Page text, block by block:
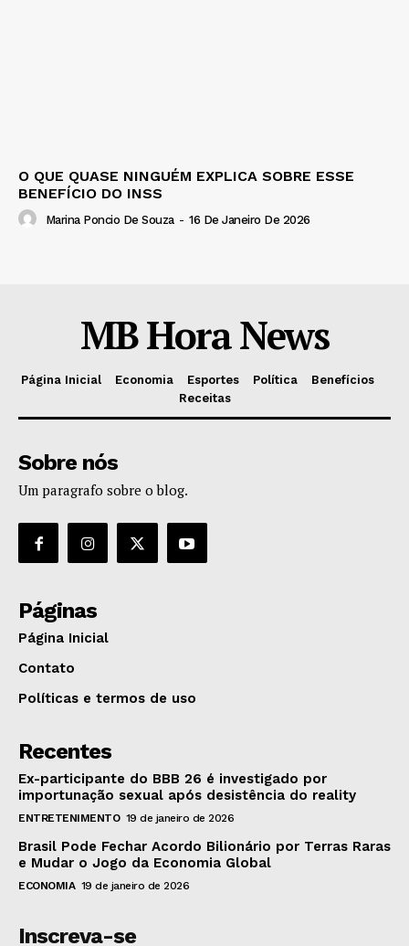
O QUE QUASE NINGUÉM EXPLICA SOBRE ESSE
BENEFÍCIO DO INSS
Marina Poncio De Souza - 16 De Janeiro De 2026
MB Hora News
Página Inicial Economia Esportes Política
Benefícios
Receitas
Sobre nós
Um paragrafo sobre o blog.
Páginas
Página Inicial
Contato
Políticas e termos de uso
Recentes
Ex-participante do BBB 26 é investigado por
importunação sexual após desistência do reality
ENTRETENIMENTO 19 de janeiro de 2026
Brasil Pode Fechar Acordo Bilionário por Terras Raras
e Mudar o Jogo da Economia Global
ECONOMIA 19 de janeiro de 2026
Inscreva-se